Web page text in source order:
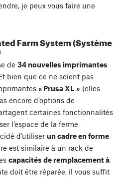
je peux vous faire une
Farm System (Système
de 34 nouvelles imprimantes
bien que ce ne soient pas
« Prusa XL » (elles
encore d’options de
certaines fonctionnalités
l’espace de la ferme
d’utiliser un cadre en forme
est similaire à un rack de
capacités de remplacement à
doit être réparée, il vous suffit